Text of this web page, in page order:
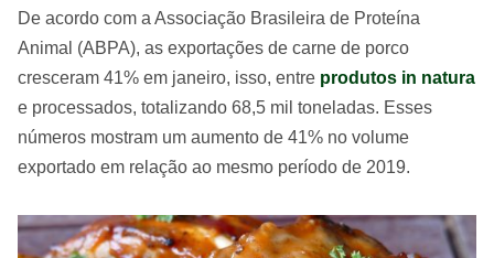
De acordo com a Associação Brasileira de Proteína
Animal (ABPA), as exportações de carne de porco
cresceram 41% em janeiro, isso, entre produtos in natura
e processados, totalizando 68,5 mil toneladas. Esses
números mostram um aumento de 41% no volume
exportado em relação ao mesmo período de 2019.